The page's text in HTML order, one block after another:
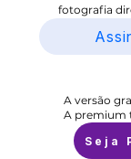
fotografia
A versão
A premium
Seja